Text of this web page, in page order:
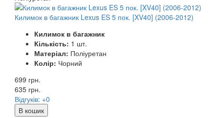
Килимок в багажник Lexus ES 5 пок. [XV40] (2006-2012)
Килимок в багажник
Кількість: 1 шт.
Матеріал: Поліуретан
Колір: Чорний
699 грн.
635 грн.
Відгуків: +0
В кошик